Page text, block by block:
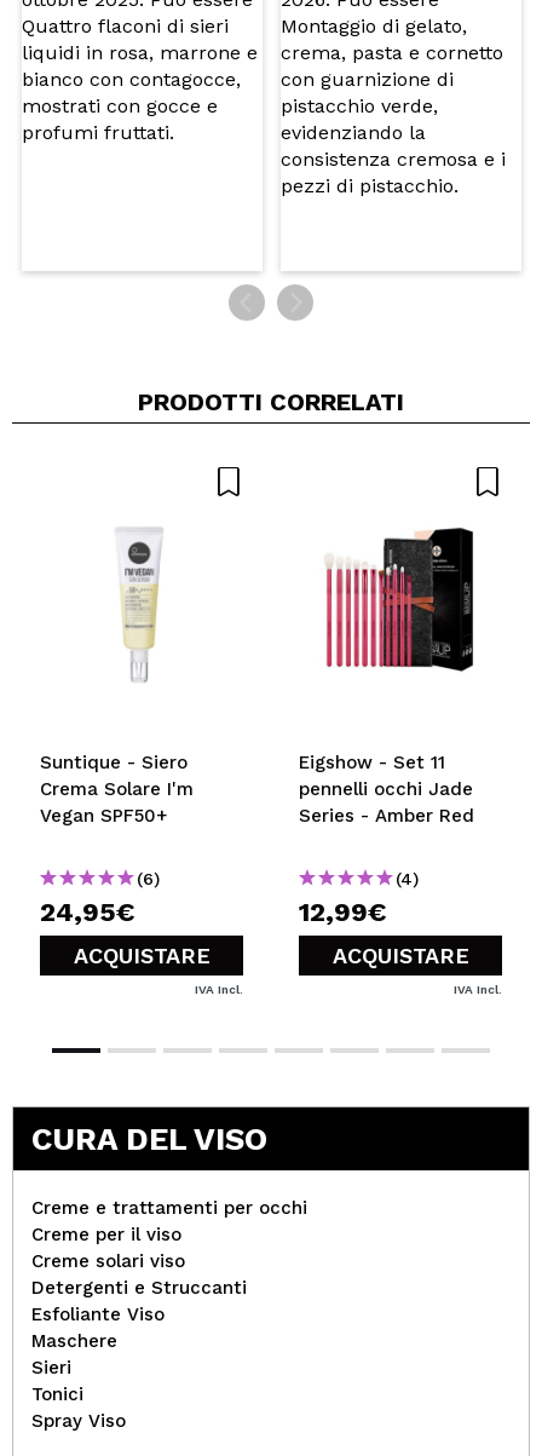
Consiglieresti questo acquisto? Si No
5/5
INVIA
PRODOTTI CORRELATI
Suntique - Siero
Crema Solare I'm
Vegan SPF50+
(6)
24,95€
ACQUISTARE
IVA Incl.
Eigshow - Set 11
pennelli occhi Jade
Series - Amber Red
(4)
12,99€
ACQUISTARE
IVA Incl.
CURA DEL VISO
Creme e trattamenti per occhi
Creme per il viso
Creme solari viso
Detergenti e Struccanti
Esfoliante Viso
Maschere
Sieri
Tonici
Spray Viso